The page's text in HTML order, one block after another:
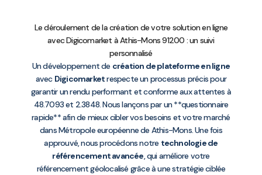
Le déroulement de la création de votre solution en ligne
avec Digicomarket à Athis-Mons 91200 : un suivi
personnalisé
Un développement de création de plateforme en ligne
avec Digicomarketrespecte un processus précis pour
garantir un rendu performant et conforme aux attentes à
48.7093 et 2.3848. Nous lançons par un **questionnaire
rapide** afin de mieux cibler vos besoins et votre marché
dans Métropole européenne de Athis-Mons. Une fois
approuvé, nous procédons notre technologie de
référencement avancée, qui améliore votre
référencement géolocalisé grâce à une stratégie ciblée